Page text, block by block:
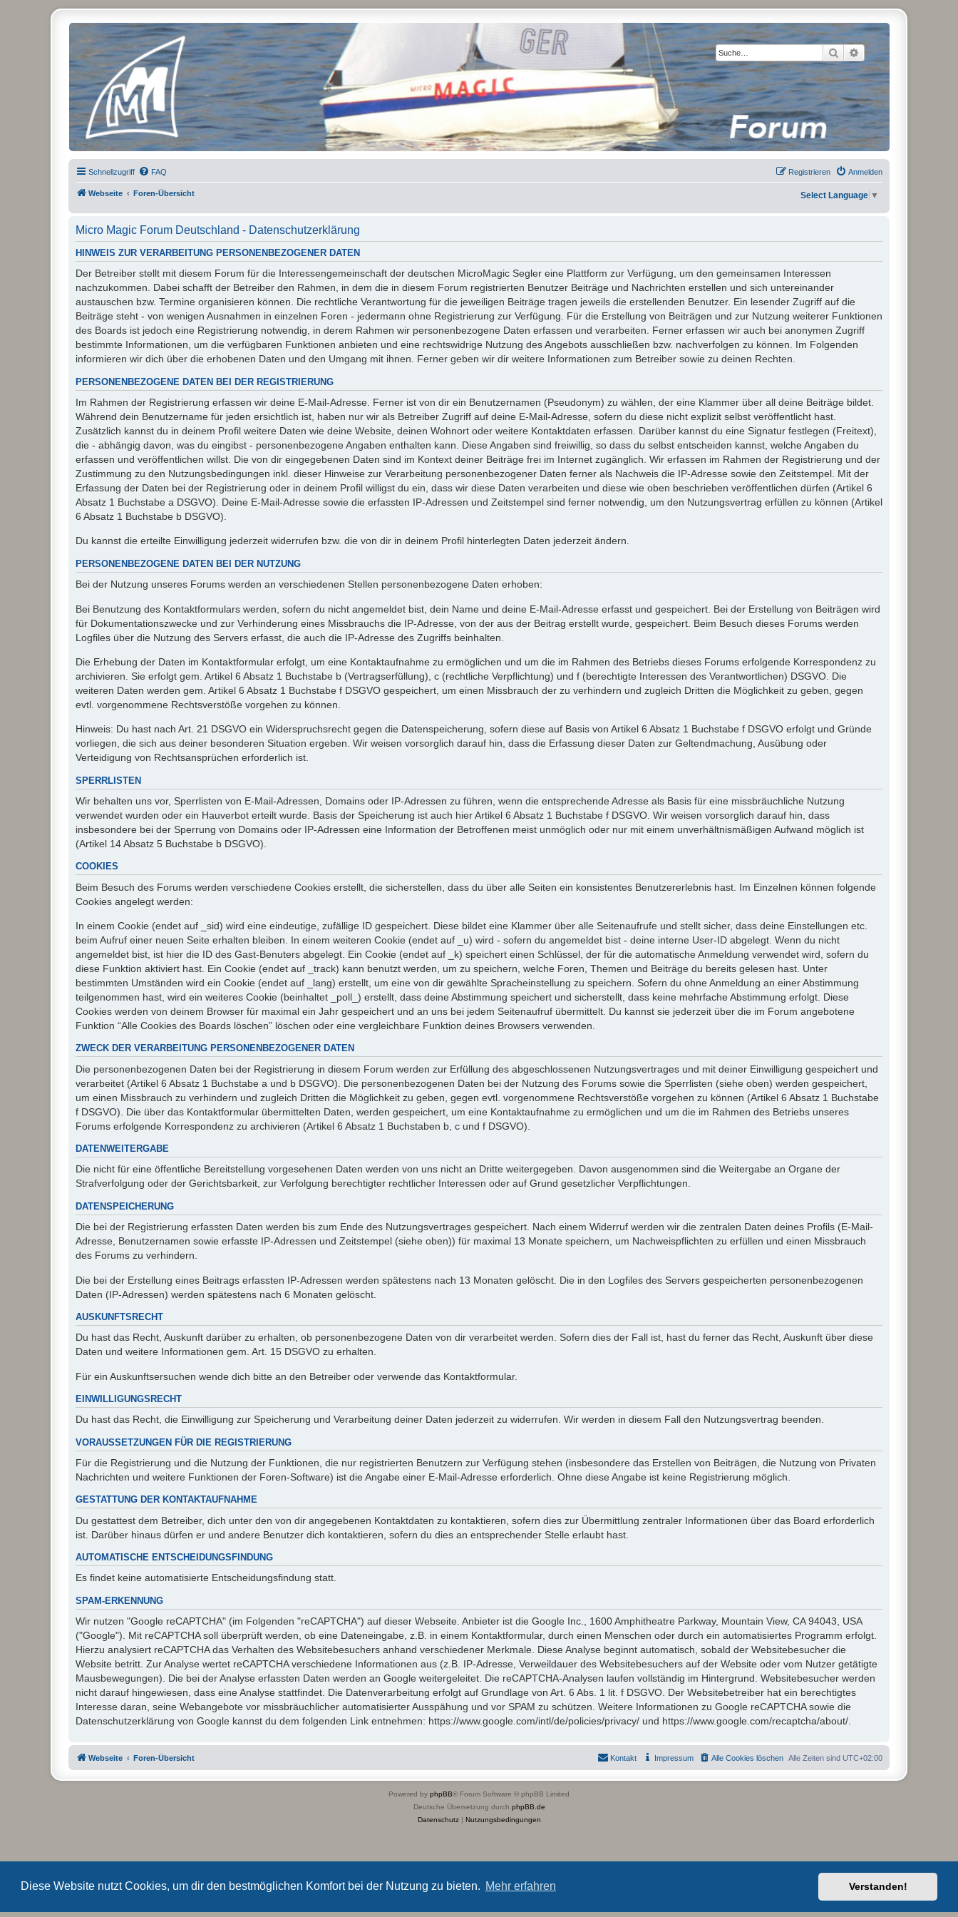
Diese Website nutzt Cookies, um dir den bestmöglichen Komfort bei der Nutzung zu bieten. Mehr erfahren Verstanden!
Suche Erweiterte Suche
Micro Magic Forum Deutschland
Schnellzugriff FAQ Anmelden
Registrieren
Webseite Foren-Übersicht Select Language ▼
Micro Magic Forum Deutschland - Datenschutzerklärung
HINWEIS ZUR VERARBEITUNG PERSONENBEZOGENER DATEN
Der Betreiber stellt mit diesem Forum für die Interessengemeinschaft der deutschen MicroMagic Segler eine Plattform zur Verfügung, um den gemeinsamen Interessen
nachzukommen. Dabei schafft der Betreiber den Rahmen, in dem die in diesem Forum registrierten Benutzer Beiträge und Nachrichten erstellen und sich untereinander
austauschen bzw. Termine organisieren können. Die rechtliche Verantwortung für die jeweiligen Beiträge tragen jeweils die erstellenden Benutzer. Ein lesender Zugriff auf die
Beiträge steht - von wenigen Ausnahmen in einzelnen Foren - jedermann ohne Registrierung zur Verfügung. Für die Erstellung von Beiträgen und zur Nutzung weiterer Funktionen
des Boards ist jedoch eine Registrierung notwendig, in derem Rahmen wir personenbezogene Daten erfassen und verarbeiten. Ferner erfassen wir auch bei anonymen Zugriff
bestimmte Informationen, um die verfügbaren Funktionen anbieten und eine rechtswidrige Nutzung des Angebots ausschließen bzw. nachverfolgen zu können. Im Folgenden
informieren wir dich über die erhobenen Daten und den Umgang mit ihnen. Ferner geben wir dir weitere Informationen zum Betreiber sowie zu deinen Rechten.
PERSONENBEZOGENE DATEN BEI DER REGISTRIERUNG
Im Rahmen der Registrierung erfassen wir deine E-Mail-Adresse. Ferner ist von dir ein Benutzernamen (Pseudonym) zu wählen, der eine Klammer über all deine Beiträge bildet.
Während dein Benutzername für jeden ersichtlich ist, haben nur wir als Betreiber Zugriff auf deine E-Mail-Adresse, sofern du diese nicht explizit selbst veröffentlicht hast.
Zusätzlich kannst du in deinem Profil weitere Daten wie deine Website, deinen Wohnort oder weitere Kontaktdaten erfassen. Darüber kannst du eine Signatur festlegen (Freitext),
die - abhängig davon, was du eingibst - personenbezogene Angaben enthalten kann. Diese Angaben sind freiwillig, so dass du selbst entscheiden kannst, welche Angaben du
erfassen und veröffentlichen willst. Die von dir eingegebenen Daten sind im Kontext deiner Beiträge frei im Internet zugänglich. Wir erfassen im Rahmen der Registrierung und der
Zustimmung zu den Nutzungsbedingungen inkl. dieser Hinweise zur Verarbeitung personenbezogener Daten ferner als Nachweis die IP-Adresse sowie den Zeitstempel. Mit der
Erfassung der Daten bei der Registrierung oder in deinem Profil willigst du ein, dass wir diese Daten verarbeiten und diese wie oben beschrieben veröffentlichen dürfen (Artikel 6
Absatz 1 Buchstabe a DSGVO). Deine E-Mail-Adresse sowie die erfassten IP-Adressen und Zeitstempel sind ferner notwendig, um den Nutzungsvertrag erfüllen zu können (Artikel
6 Absatz 1 Buchstabe b DSGVO).
Du kannst die erteilte Einwilligung jederzeit widerrufen bzw. die von dir in deinem Profil hinterlegten Daten jederzeit ändern.
PERSONENBEZOGENE DATEN BEI DER NUTZUNG
Bei der Nutzung unseres Forums werden an verschiedenen Stellen personenbezogene Daten erhoben:
Bei Benutzung des Kontaktformulars werden, sofern du nicht angemeldet bist, dein Name und deine E-Mail-Adresse erfasst und gespeichert. Bei der Erstellung von Beiträgen wird
für Dokumentationszwecke und zur Verhinderung eines Missbrauchs die IP-Adresse, von der aus der Beitrag erstellt wurde, gespeichert. Beim Besuch dieses Forums werden
Logfiles über die Nutzung des Servers erfasst, die auch die IP-Adresse des Zugriffs beinhalten.
Die Erhebung der Daten im Kontaktformular erfolgt, um eine Kontaktaufnahme zu ermöglichen und um die im Rahmen des Betriebs dieses Forums erfolgende Korrespondenz zu
archivieren. Sie erfolgt gem. Artikel 6 Absatz 1 Buchstabe b (Vertragserfüllung), c (rechtliche Verpflichtung) und f (berechtigte Interessen des Verantwortlichen) DSGVO. Die
weiteren Daten werden gem. Artikel 6 Absatz 1 Buchstabe f DSGVO gespeichert, um einen Missbrauch der zu verhindern und zugleich Dritten die Möglichkeit zu geben, gegen
evtl. vorgenommene Rechtsverstöße vorgehen zu können.
Hinweis: Du hast nach Art. 21 DSGVO ein Widerspruchsrecht gegen die Datenspeicherung, sofern diese auf Basis von Artikel 6 Absatz 1 Buchstabe f DSGVO erfolgt und Gründe
vorliegen, die sich aus deiner besonderen Situation ergeben. Wir weisen vorsorglich darauf hin, dass die Erfassung dieser Daten zur Geltendmachung, Ausübung oder
Verteidigung von Rechtsansprüchen erforderlich ist.
SPERRLISTEN
Wir behalten uns vor, Sperrlisten von E-Mail-Adressen, Domains oder IP-Adressen zu führen, wenn die entsprechende Adresse als Basis für eine missbräuchliche Nutzung
verwendet wurden oder ein Hauverbot erteilt wurde. Basis der Speicherung ist auch hier Artikel 6 Absatz 1 Buchstabe f DSGVO. Wir weisen vorsorglich darauf hin, dass
insbesondere bei der Sperrung von Domains oder IP-Adressen eine Information der Betroffenen meist unmöglich oder nur mit einem unverhältnismäßigen Aufwand möglich ist
(Artikel 14 Absatz 5 Buchstabe b DSGVO).
COOKIES
Beim Besuch des Forums werden verschiedene Cookies erstellt, die sicherstellen, dass du über alle Seiten ein konsistentes Benutzererlebnis hast. Im Einzelnen können folgende
Cookies angelegt werden:
In einem Cookie (endet auf _sid) wird eine eindeutige, zufällige ID gespeichert. Diese bildet eine Klammer über alle Seitenaufrufe und stellt sicher, dass deine Einstellungen etc.
beim Aufruf einer neuen Seite erhalten bleiben. In einem weiteren Cookie (endet auf _u) wird - sofern du angemeldet bist - deine interne User-ID abgelegt. Wenn du nicht
angemeldet bist, ist hier die ID des Gast-Benuters abgelegt. Ein Cookie (endet auf _k) speichert einen Schlüssel, der für die automatische Anmeldung verwendet wird, sofern du
diese Funktion aktiviert hast. Ein Cookie (endet auf _track) kann benutzt werden, um zu speichern, welche Foren, Themen und Beiträge du bereits gelesen hast. Unter
bestimmten Umständen wird ein Cookie (endet auf _lang) erstellt, um eine von dir gewählte Spracheinstellung zu speichern. Sofern du ohne Anmeldung an einer Abstimmung
teilgenommen hast, wird ein weiteres Cookie (beinhaltet _poll_) erstellt, dass deine Abstimmung speichert und sicherstellt, dass keine mehrfache Abstimmung erfolgt. Diese
Cookies werden von deinem Browser für maximal ein Jahr gespeichert und an uns bei jedem Seitenaufruf übermittelt. Du kannst sie jederzeit über die im Forum angebotene
Funktion “Alle Cookies des Boards löschen” löschen oder eine vergleichbare Funktion deines Browsers verwenden.
ZWECK DER VERARBEITUNG PERSONENBEZOGENER DATEN
Die personenbezogenen Daten bei der Registrierung in diesem Forum werden zur Erfüllung des abgeschlossenen Nutzungsvertrages und mit deiner Einwilligung gespeichert und
verarbeitet (Artikel 6 Absatz 1 Buchstabe a und b DSGVO). Die personenbezogenen Daten bei der Nutzung des Forums sowie die Sperrlisten (siehe oben) werden gespeichert,
um einen Missbrauch zu verhindern und zugleich Dritten die Möglichkeit zu geben, gegen evtl. vorgenommene Rechtsverstöße vorgehen zu können (Artikel 6 Absatz 1 Buchstabe
f DSGVO). Die über das Kontaktformular übermittelten Daten, werden gespeichert, um eine Kontaktaufnahme zu ermöglichen und um die im Rahmen des Betriebs unseres
Forums erfolgende Korrespondenz zu archivieren (Artikel 6 Absatz 1 Buchstaben b, c und f DSGVO).
DATENWEITERGABE
Die nicht für eine öffentliche Bereitstellung vorgesehenen Daten werden von uns nicht an Dritte weitergegeben. Davon ausgenommen sind die Weitergabe an Organe der
Strafverfolgung oder der Gerichtsbarkeit, zur Verfolgung berechtigter rechtlicher Interessen oder auf Grund gesetzlicher Verpflichtungen.
DATENSPEICHERUNG
Die bei der Registrierung erfassten Daten werden bis zum Ende des Nutzungsvertrages gespeichert. Nach einem Widerruf werden wir die zentralen Daten deines Profils (E-Mail-
Adresse, Benutzernamen sowie erfasste IP-Adressen und Zeitstempel (siehe oben)) für maximal 13 Monate speichern, um Nachweispflichten zu erfüllen und einen Missbrauch
des Forums zu verhindern.
Die bei der Erstellung eines Beitrags erfassten IP-Adressen werden spätestens nach 13 Monaten gelöscht. Die in den Logfiles des Servers gespeicherten personenbezogenen
Daten (IP-Adressen) werden spätestens nach 6 Monaten gelöscht.
AUSKUNFTSRECHT
Du hast das Recht, Auskunft darüber zu erhalten, ob personenbezogene Daten von dir verarbeitet werden. Sofern dies der Fall ist, hast du ferner das Recht, Auskunft über diese
Daten und weitere Informationen gem. Art. 15 DSGVO zu erhalten.
Für ein Auskunftsersuchen wende dich bitte an den Betreiber oder verwende das Kontaktformular.
EINWILLIGUNGSRECHT
Du hast das Recht, die Einwilligung zur Speicherung und Verarbeitung deiner Daten jederzeit zu widerrufen. Wir werden in diesem Fall den Nutzungsvertrag beenden.
VORAUSSETZUNGEN FÜR DIE REGISTRIERUNG
Für die Registrierung und die Nutzung der Funktionen, die nur registrierten Benutzern zur Verfügung stehen (insbesondere das Erstellen von Beiträgen, die Nutzung von Privaten
Nachrichten und weitere Funktionen der Foren-Software) ist die Angabe einer E-Mail-Adresse erforderlich. Ohne diese Angabe ist keine Registrierung möglich.
GESTATTUNG DER KONTAKTAUFNAHME
Du gestattest dem Betreiber, dich unter den von dir angegebenen Kontaktdaten zu kontaktieren, sofern dies zur Übermittlung zentraler Informationen über das Board erforderlich
ist. Darüber hinaus dürfen er und andere Benutzer dich kontaktieren, sofern du dies an entsprechender Stelle erlaubt hast.
AUTOMATISCHE ENTSCHEIDUNGSFINDUNG
Es findet keine automatisierte Entscheidungsfindung statt.
SPAM-ERKENNUNG
Wir nutzen "Google reCAPTCHA" (im Folgenden "reCAPTCHA") auf dieser Webseite. Anbieter ist die Google Inc., 1600 Amphitheatre Parkway, Mountain View, CA 94043, USA
("Google"). Mit reCAPTCHA soll überprüft werden, ob eine Dateneingabe, z.B. in einem Kontaktformular, durch einen Menschen oder durch ein automatisiertes Programm erfolgt.
Hierzu analysiert reCAPTCHA das Verhalten des Websitebesuchers anhand verschiedener Merkmale. Diese Analyse beginnt automatisch, sobald der Websitebesucher die
Website betritt. Zur Analyse wertet reCAPTCHA verschiedene Informationen aus (z.B. IP-Adresse, Verweildauer des Websitebesuchers auf der Website oder vom Nutzer getätigte
Mausbewegungen). Die bei der Analyse erfassten Daten werden an Google weitergeleitet. Die reCAPTCHA-Analysen laufen vollständig im Hintergrund. Websitebesucher werden
nicht darauf hingewiesen, dass eine Analyse stattfindet. Die Datenverarbeitung erfolgt auf Grundlage von Art. 6 Abs. 1 lit. f DSGVO. Der Websitebetreiber hat ein berechtigtes
Interesse daran, seine Webangebote vor missbräuchlicher automatisierter Ausspähung und vor SPAM zu schützen. Weitere Informationen zu Google reCAPTCHA sowie die
Datenschutzerklärung von Google kannst du dem folgenden Link entnehmen: https://www.google.com/intl/de/policies/privacy/ und https://www.google.com/recaptcha/about/.
Webseite Foren-Übersicht Alle Zeiten sind UTC+02:00
Alle Cookies löschen
Impressum
Kontakt
Powered by phpBB® Forum Software © phpBB Limited
Deutsche Übersetzung durch phpBB.de
Datenschutz| Nutzungsbedingungen